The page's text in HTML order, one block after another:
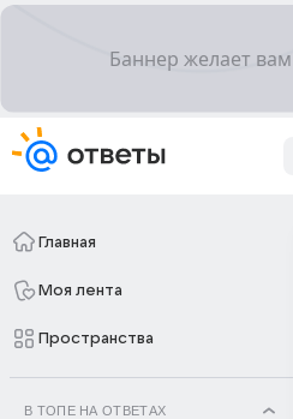
Главная
Моя лента
Пространства
В ТОПЕ НА ОТВЕТАХ